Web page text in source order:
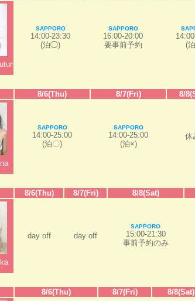
SAPPORO
14:00-23:30
(泊◯)
SAPPORO
16:00-20:00
要事前予約
(
8/6(Thu) 8/7(Fri) 8/
SAPPORO
14:00-25:00
(泊〇)
SAPPORO
14:00-25:00
(泊×)
休
8/6(Thu) 8/7(Fri) 8/8(Sat)
day off day off
SAPPORO
15:00-21:30
事前予約のみ
8/6(Thu) 8/7(Fri) 8/8(Sat)